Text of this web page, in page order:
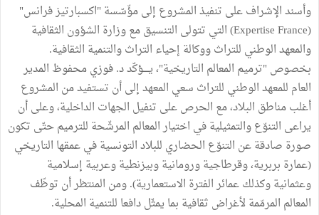
وأسند الإشراف على تنفيذ المشروع إلى مؤّسّسة "اكسبارتيز فرانس"
(Expertise France) التي تتولى التنسيق مع وزارة الشؤون الثقافية
والمعهد الوطني للتراث ووكالة إحياء التراث والتنمية الثقافية.
بخصوص "ترميم المعالم التاريخية"، يــــؤكّد د. فوزي محفوظ المدير
العام للمعهد الوطني للتراث سعي المعهد إلى أن تستفيد من المشروع
أغلب مناطق البلاد، مع الحرص على تنفيل الجهات الداخلية، وعلى أن
يراعى التنوّع والتمثيلية في اختيار المعالم المرشّحة للترميم حتّى تكون
صورة صادقة عن التنوّع الحضاري للبلاد التونسية في عمقها التاريخي
(عمارة بربرية، وقرطاجية ورومانية وبيزنطية وعربية إسلامية
وعثمانية وكذلك عمائر الفترة الاستعمارية). ومن المنتظر أن توظّف
المعالم المرمّمة لأغراض ثقافية بما يمثّل دافعا للتنمية المحلية.